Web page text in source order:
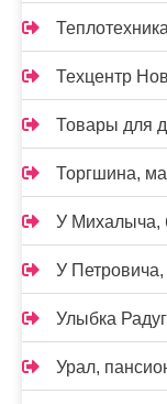
Теплотехника
Техцентр
Товары для
Торгшина,
У Михалыча,
У
Улыбка
Урал,